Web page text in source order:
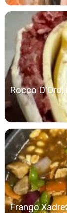
Rocco
Frango